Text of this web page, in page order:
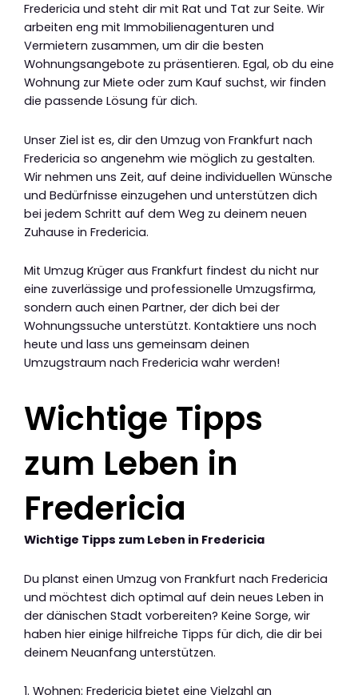
Fredericia und steht dir mit Rat und Tat zur Seite. Wir
arbeiten eng mit Immobilienagenturen und
Vermietern zusammen, um dir die besten
Wohnungsangebote zu präsentieren. Egal, ob du eine
Wohnung zur Miete oder zum Kauf suchst, wir finden
die passende Lösung für dich.
Unser Ziel ist es, dir den Umzug von Frankfurt nach
Fredericia so angenehm wie möglich zu gestalten.
Wir nehmen uns Zeit, auf deine individuellen Wünsche
und Bedürfnisse einzugehen und unterstützen dich
bei jedem Schritt auf dem Weg zu deinem neuen
Zuhause in Fredericia.
Mit Umzug Krüger aus Frankfurt findest du nicht nur
eine zuverlässige und professionelle Umzugsfirma,
sondern auch einen Partner, der dich bei der
Wohnungssuche unterstützt. Kontaktiere uns noch
heute und lass uns gemeinsam deinen
Umzugstraum nach Fredericia wahr werden!
Wichtige Tipps
zum Leben in
Fredericia
Wichtige Tipps zum Leben in Fredericia
Du planst einen Umzug von Frankfurt nach Fredericia
und möchtest dich optimal auf dein neues Leben in
der dänischen Stadt vorbereiten? Keine Sorge, wir
haben hier einige hilfreiche Tipps für dich, die dir bei
deinem Neuanfang unterstützen.
1. Wohnen: Fredericia bietet eine Vielzahl an